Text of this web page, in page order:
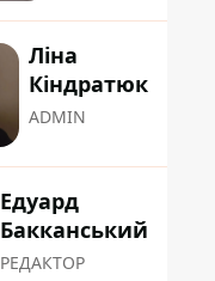
Ліна
Кіндратюк
ADMIN
Едуард
Бакканський
РЕДАКТОР